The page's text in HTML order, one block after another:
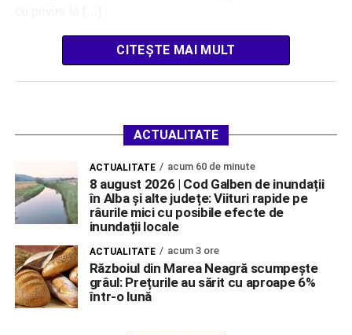
CITEȘTE MAI MULT
ACTUALITATE
ACTUALITATE acum 60 de minute
8 august 2026 | Cod Galben de inundații
în Alba și alte județe: Viituri rapide pe
râurile mici cu posibile efecte de
inundații locale
ACTUALITATE acum 3 ore
Războiul din Marea Neagră scumpește
grâul: Prețurile au sărit cu aproape 6%
într-o lună